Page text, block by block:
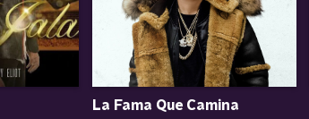
La Fama Que Camina